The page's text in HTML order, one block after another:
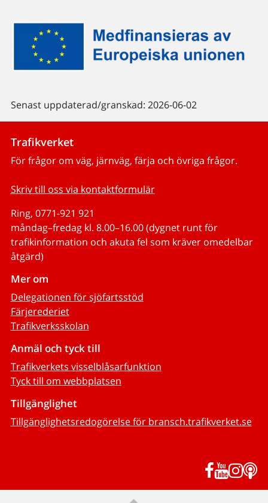
Senast uppdaterad/granskad: 2026-06-02
Trafikverket
För frågor om väg, järnväg, färja och övriga frågor.
Skriv till oss via kontaktformulär
Ring, 0771-921 921
måndag–fredag kl. 8.00–16.00 (dygnet runt för
trafikinformation och akuta fel som kräver omedelbar
åtgärd)
Mer om
Delegationen för sjöfartsstöd
Färjerederiet
Trafikverksskolan
Anmäl och tyck till
Trafikverkets visselblåsarfunktion
Tyck till om webbplatsen
Tillgänglighet
Tillgänglighetsredogörelse för bransch.trafikverket.se
Facebook
YouTube